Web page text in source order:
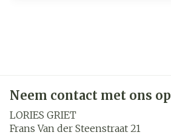
Neem contact met ons op
LORIES GRIET
Frans Van der Steenstraat 21